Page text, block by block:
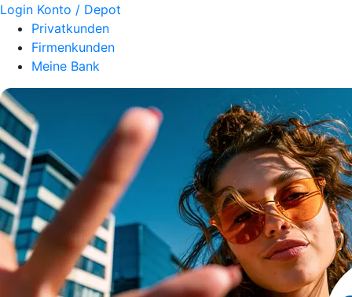
Login Konto / Depot
Privatkunden
Firmenkunden
Meine Bank